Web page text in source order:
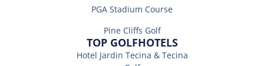
PGA Stadium Course
Pine Cliffs Golf
TOP GOLFHOTELS
Hotel Jardin Tecina & Tecina